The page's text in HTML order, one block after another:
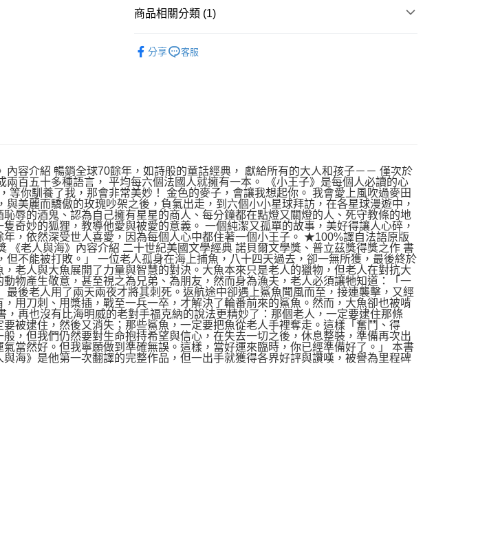
商品相關分類 (1)
分享
客服
內容介紹 暢銷全球70餘年，如詩般的童話經典， 獻給所有的大人和孩子－－ 僅次於
兩百五十多種語言， 平均每六個法國人就擁有一本。 《小王子》是每個人必讀的心
等你馴養了我，那會非常美妙！ 金色的麥子，會讓我想起你。 我會愛上風吹過麥田
美麗而驕傲的玫瑰吵架之後，負氣出走，到六個小小星球拜訪，在各星球漫遊中，
辱的酒鬼、認為自己擁有星星的商人、每分鐘都在點燈又關燈的人、死守教條的地
奇妙的狐狸，教導他愛與被愛的意義。 一個純潔又孤單的故事，美好得讓人心碎，
，依然深受世人喜愛，因為每個人心中都住著一個小王子。 ★100%譯自法語原版
《老人與海》內容介紹 二十世紀美國文學經典 諾貝爾文學獎、普立茲獎得獎之作 書
但不能被打敗。」 一位老人孤身在海上捕魚，八十四天過去，卻一無所獲，最後終於
老人與大魚展開了力量與智慧的對決。大魚本來只是老人的獵物，但老人在對抗大
物產生敬意，甚至視之為兄弟、為朋友，然而身為漁夫，老人必須讓牠知道：「一
最後老人用了兩天兩夜才將其刺死。返航途中卻遇上鯊魚聞風而至，接連襲擊，又經
用刀刺、用槳插，戰至一兵一卒，才解決了輪番前來的鯊魚。然而，大魚卻也被啃
再也沒有比海明威的老對手福克納的說法更精妙了：那個老人，一定要逮住那條
被逮住，然後又消失；那些鯊魚，一定要把魚從老人手裡奪走。這樣「奮鬥、得
，但我們仍然要對生命抱持希望與信心，在失去一切之後，休息整裝，準備再次出
當然好。但我寧願做到準確無誤。這樣，當好運來臨時，你已經準備好了。」 本書
海》是他第一次翻譯的完整作品，但一出手就獲得各界好評與讚嘆，被譽為里程碑